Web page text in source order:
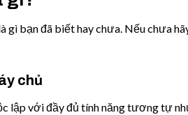
gì bạn đã biết hay chưa. Nếu chưa
chủ
lập với đầy đủ tính năng tương tự